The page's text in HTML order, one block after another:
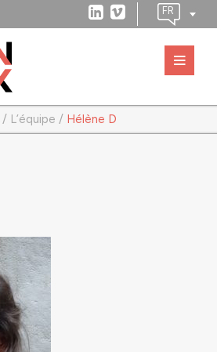
/ L’équipe / Hélène D